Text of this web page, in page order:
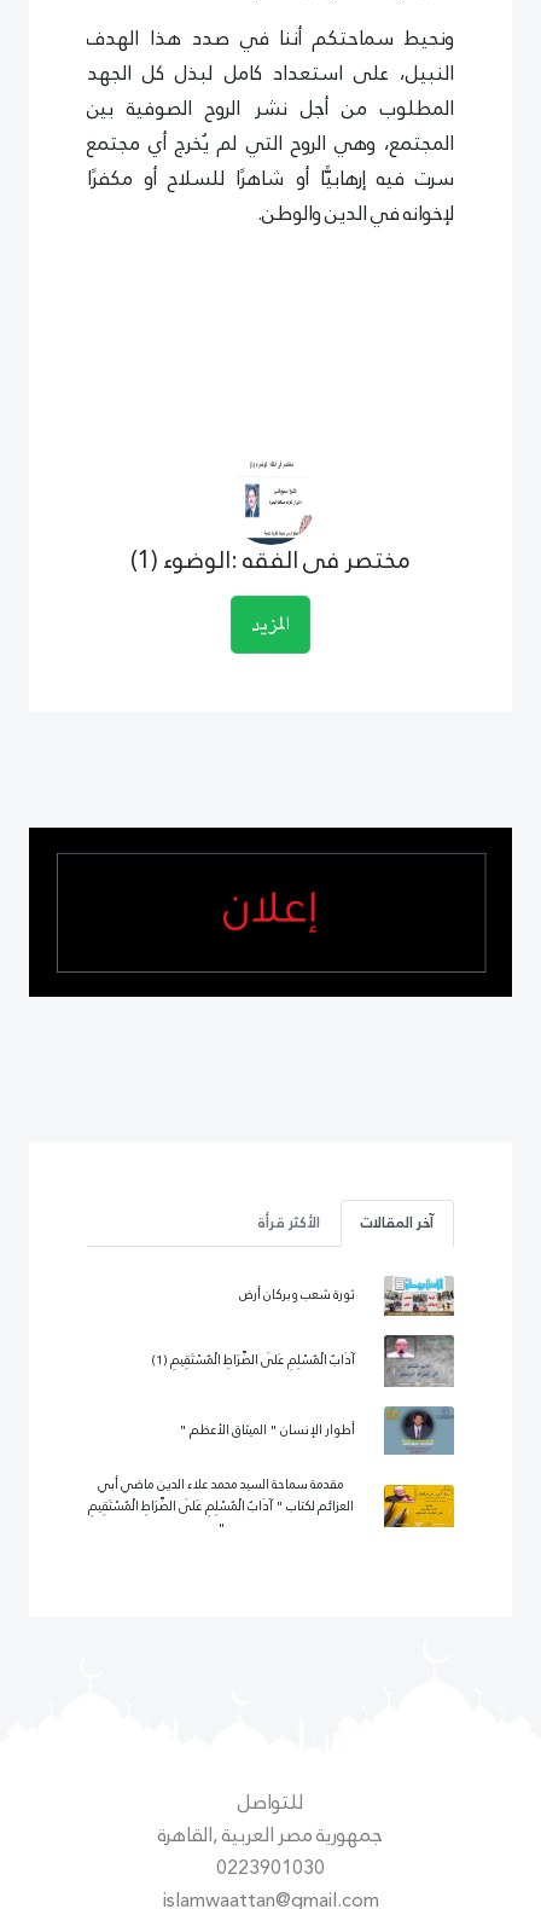
ونحيط سماحتكم أننا في صدد هذا الهدف
النبيل، على استعداد كامل لبذل كل الجهد
المطلوب من أجل نشر الروح الصوفية بين
المجتمع، وهي الروح التي لم يُخرج أي مجتمع
سرت فيه إرهابيًّا أو شاهرًا للسلاح أو مكفرًا
لإخوانه في الدين والوطن.
مختصر فى الفقه :الوضوء (1)
المزيد
آخر المقالات الأكثر قرأة
ثورة شعب وبركان أرض
آدَابُ الْمُسْلِمِ عَلَى الصِّرَاطِ الْمُسْتَقِيمِ (1)
أطوار الإنسان " الميثاق الأعظم "
مقدمة سماحة السيد محمد علاء الدين ماضي أبي
العزائم لكتاب " آدَابُ الْمُسْلِمِ عَلَى الصِّرَاطِ الْمُسْتَقِيمِ
"
للتواصل
جمهورية مصر العربية ,القاهرة
0223901030
islamwaattan@gmail.com